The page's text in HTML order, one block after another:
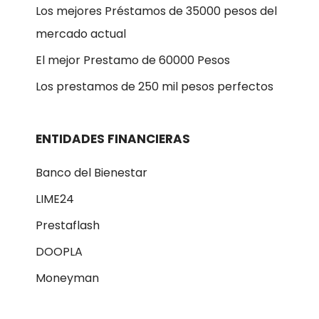
Los mejores Préstamos de 35000 pesos del
mercado actual
El mejor Prestamo de 60000 Pesos
Los prestamos de 250 mil pesos perfectos
ENTIDADES FINANCIERAS
Banco del Bienestar
LIME24
Prestaflash
DOOPLA
Moneyman